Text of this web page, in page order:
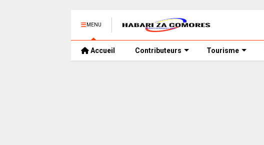
MENU
Accueil Contributeurs Tourisme